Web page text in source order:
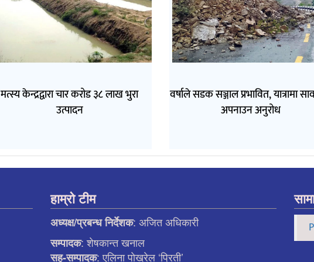
मत्स्य केन्द्रद्वारा चार करोड ३८ लाख भुरा
उत्पादन
वर्षाले सडक सञ्जाल प्रभावित, यात्रामा
अपनाउन अनुरोध
हाम्रो टीम
अध्यक्ष/प्रबन्ध निर्देशक: अजित अधिकारी
सम्पादक: शेषकान्त खनाल
सह-सम्पादक: एलिना पाेख्रेल ‘प्रिती’